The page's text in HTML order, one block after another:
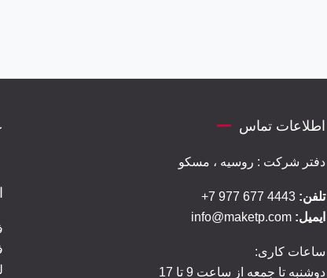
اطلاعات تماس
دفتر شرکت : روسیه ، مسکو
تلفن:
ایمیل:
ساعات کاری:
دوشنبه تا جمعه از ساعت 9 تا 17